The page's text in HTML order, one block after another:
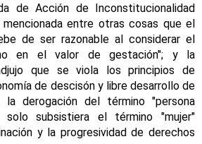
de Acción de Inconstitucionalidad
mencionada entre otras cosas que el
de ser razonable al considerar el
en el valor de gestación"; y la
que se viola los principios de
de descisón y libre desarrollo de
derogación del término "persona
subsistiera el término "mujer"
y la progresividad de derechos